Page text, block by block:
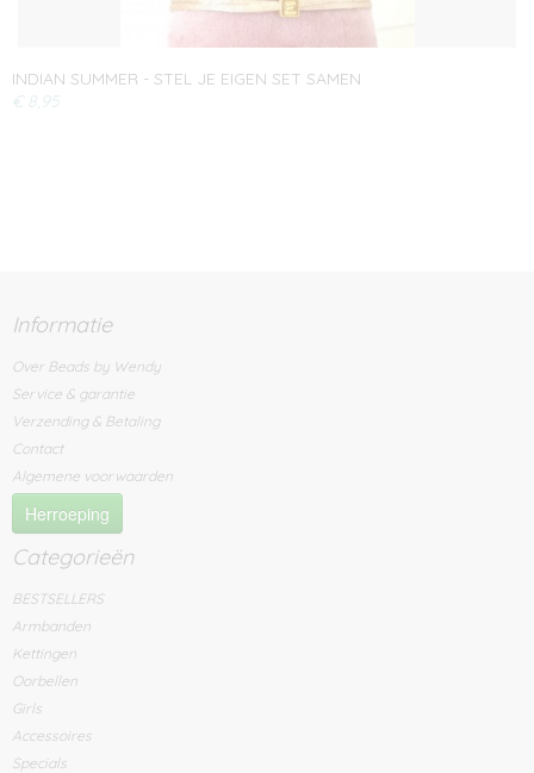
INDIAN SUMMER - STEL JE EIGEN SET SAMEN
€ 8,95
Informatie
Over Beads by Wendy
Service & garantie
Verzending & Betaling
Contact
Algemene voorwaarden
Herroeping
Categorieën
BESTSELLERS
Armbanden
Kettingen
Oorbellen
Girls
Accessoires
Specials